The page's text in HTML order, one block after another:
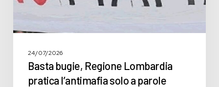
24/07/2026
Basta bugie, Regione Lombardia
pratica l’antimafia solo a parole